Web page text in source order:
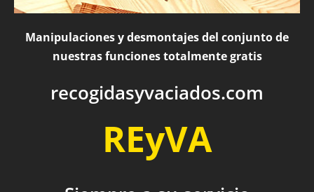
Manipulaciones y desmontajes del conjunto de
nuestras funciones totalmente gratis
recogidasyvaciados.com
REyVA